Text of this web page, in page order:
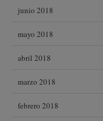
junio 2018
mayo 2018
abril 2018
marzo 2018
febrero 2018